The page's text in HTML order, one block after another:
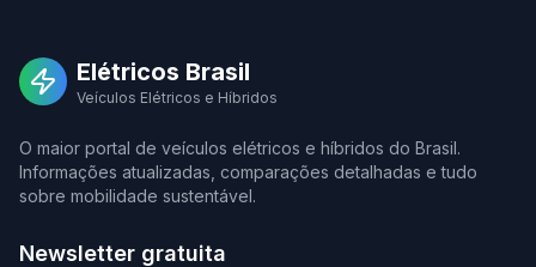
Elétricos Brasil
Veículos Elétricos e Híbridos
O maior portal de veículos elétricos e híbridos do Brasil.
Informações atualizadas, comparações detalhadas e tudo
sobre mobilidade sustentável.
Newsletter gratuita